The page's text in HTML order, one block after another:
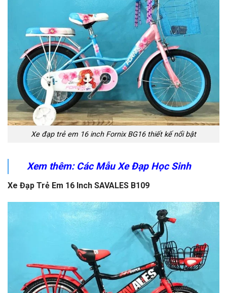
Xe đạp trẻ em 16 inch Fornix BG16 thiết kế nổi bật
Xem thêm: Các Mẫu Xe Đạp Học Sinh
Xe Đạp Trẻ Em 16 Inch SAVALES B109